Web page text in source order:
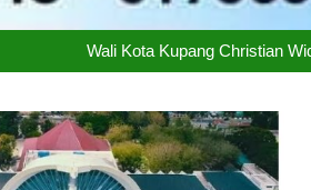
Didukung 26 Organisasi
Ketimpangan Melebar:
Wali Kota Kupang Christian
PT Flobamor ( Perseroda)
Ketimpangan Melebar:
Wali Kota Kupang Christian
PT Flobamor ( Perseroda)
Didukung 26 Organisasi